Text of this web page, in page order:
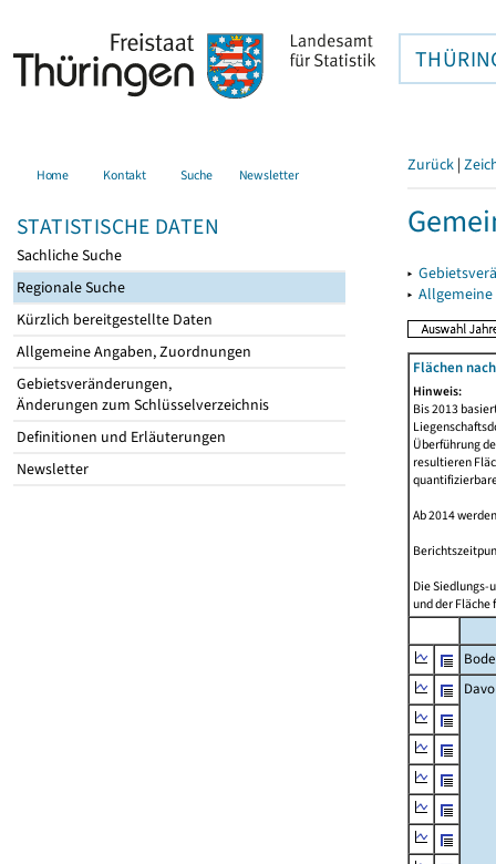
Home Kontakt Suche Newsletter
STATISTISCHE DATEN
Sachliche Suche
Regionale Suche
Kürzlich bereitgestellte Daten
Allgemeine Angaben, Zuordnungen
Gebietsveränderungen,
Änderungen zum Schlüsselverzeichnis
Definitionen und Erläuterungen
Newsletter
Zurück |
▸
▸
Flächen
Hinweis:
Bis 2013
Überführung
resultieren
Ab 2014
Die Siedlungs-
und der Fläche